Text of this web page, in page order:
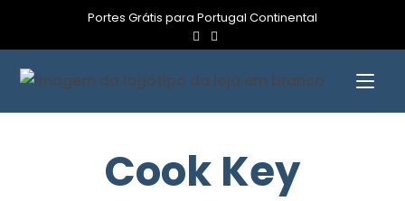
Portes Grátis para Portugal Continental
Cook Key